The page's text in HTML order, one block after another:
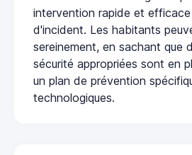
intervention rapide et
d'incident. Les habitants
sereinement, en sachant que
sécurité appropriées sont en
un plan de prévention
technologiques.